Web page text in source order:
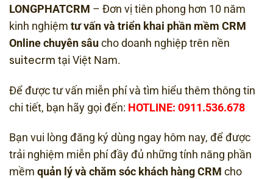
LONGPHATCRM – Đơn vị tiên phong hơn 10 năm
kinh nghiệm tư vấn và triển khai phần mềm CRM
Online chuyên sâucho doanh nghiệp trên nền
suitecrm tại Việt Nam.
Để được tư vấn miễn phí và tìm hiểu thêm thông tin
chi tiết, bạn hãy gọi đến: HOTLINE: 0911.536.678
Bạn vui lòng đăng ký dùng ngay hôm nay, để được
trải nghiệm miễn phí đầy đủ những tính năng phần
mềm quản lý và chăm sóc khách hàng CRM cho